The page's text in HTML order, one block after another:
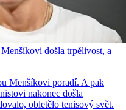
došla trpělivost, a
Menšíkovi poradí. A pak
nakonec došla
obletělo tenisový svět.